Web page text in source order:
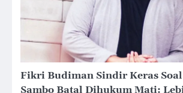
Fikri Budiman Sindir Keras
Sambo Batal Dihukum Mati: